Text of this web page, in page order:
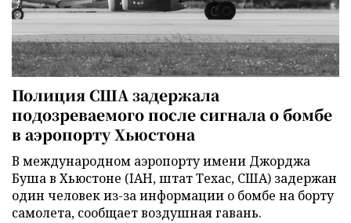
Полиция США задержала
подозреваемого после сигнала о бомбе
в аэропорту Хьюстона
В международном аэропорту имени Джорджа
Буша в Хьюстоне (IAH, штат Техас, США) задержан
один человек из-за информации о бомбе на борту
самолета, сообщает воздушная гавань.